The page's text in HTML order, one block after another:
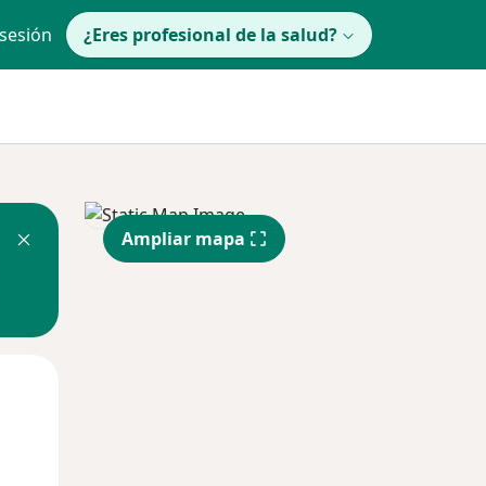
¿Eres profesional de la salud?
Ampliar mapa